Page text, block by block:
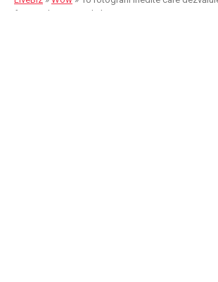
farmecul atemporal al prinţesei Diana